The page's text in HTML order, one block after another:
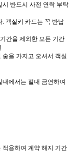
시 반드시 사전 연락 부탁
객실키 카드는 꼭 반납
간을 제외한 모든 기간
을 가지고 오셔서 객실
에서는 절대 금연하여
적용하여 계약 해지 기간